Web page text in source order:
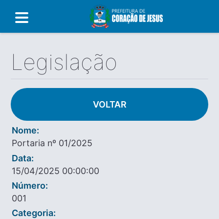
Legislação
VOLTAR
Nome:
Portaria nº 01/2025
Data:
15/04/2025 00:00:00
Número:
001
Categoria: